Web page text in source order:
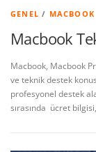
GENEL / MACBOOK
Macbook
Macbook, Macbook
ve teknik destek
profesyonel destek
sırasında ücret